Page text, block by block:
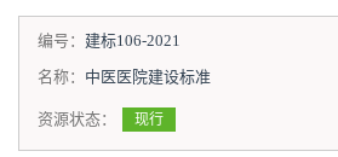
编号： 建标106-2021
名称： 中医医院建设标准
资源状态： 现行